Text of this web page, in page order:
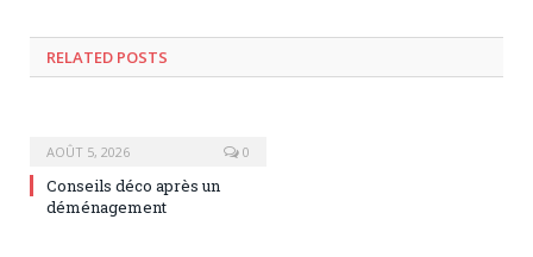
RELATED POSTS
AOÛT 5, 2026 0
Conseils déco après un
déménagement